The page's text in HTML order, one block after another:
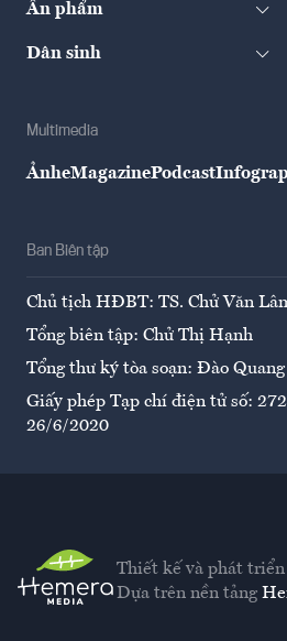
Ấn phẩm
Dân sinh
Multimedia
ẢnheMagazinePodcast
Ban Biên tập
Chủ tịch HĐBT: TS. Chử Văn
Tổng biên tập: Chử Thị Hạnh
Tổng thư ký tòa soạn: Đào
Giấy phép Tạp chí điện tử số:
26/6/2020
Thiết kế và phát
Dựa trên nền tảng